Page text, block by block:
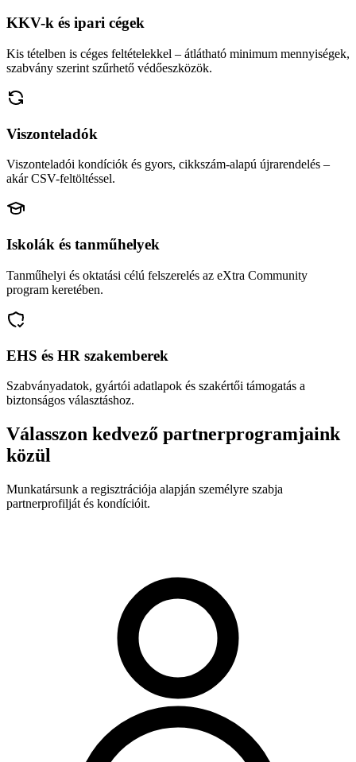
KKV-k és ipari cégek
Kis tételben is céges feltételekkel – átlátható minimum mennyiségek,
szabvány szerint szűrhető védőeszközök.
Viszonteladók
Viszonteladói kondíciók és gyors, cikkszám-alapú újrarendelés –
akár CSV-feltöltéssel.
Iskolák és tanműhelyek
Tanműhelyi és oktatási célú felszerelés az eXtra Community
program keretében.
EHS és HR szakemberek
Szabványadatok, gyártói adatlapok és szakértői támogatás a
biztonságos választáshoz.
Válasszon kedvező partnerprogramjaink
közül
Munkatársunk a regisztrációja alapján személyre szabja
partnerprofilját és kondícióit.